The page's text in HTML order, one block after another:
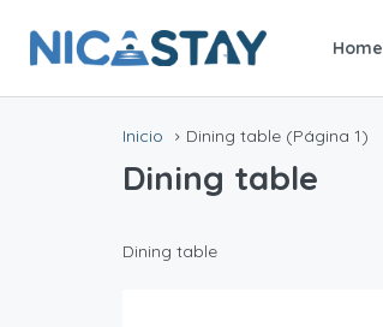
Home
Inicio Dining table (Página 1)
Dining table
Dining table